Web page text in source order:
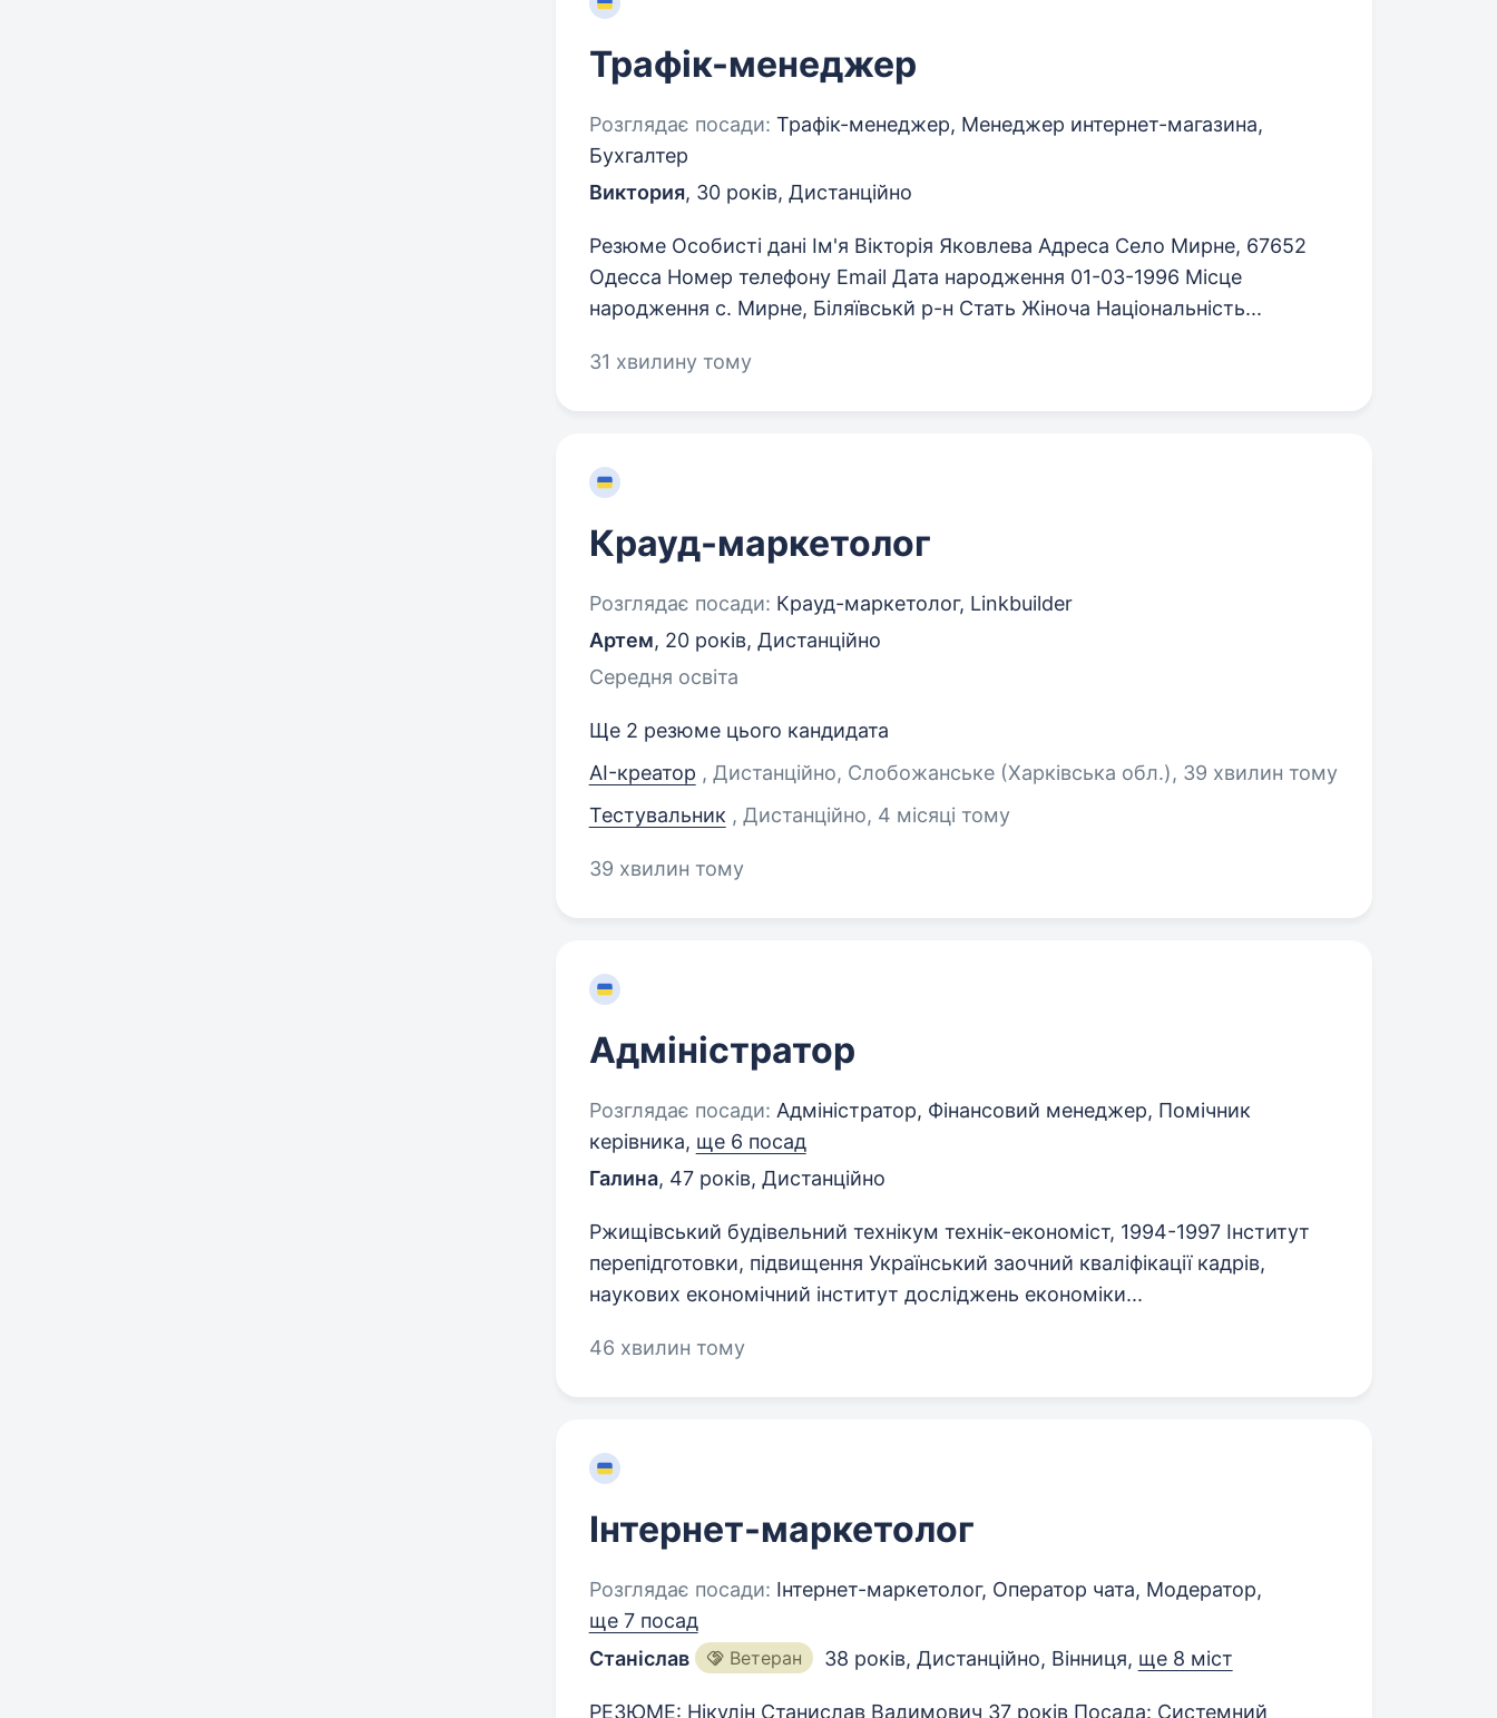
Трафік-менеджер
Розглядає посади: Трафік-менеджер, Менеджер интернет-магазина,
Бухгалтер
Виктория, 30 років, Дистанційно
Резюме Особисті дані Ім'я Вікторія Яковлева Адреса Село Мирне, 67652
Одесса Номер телефону Email Дата народження 01-03-1996 Місце
народження с. Мирне, Біляївськй р-н Стать Жіноча Національність...
31 хвилину тому
Крауд-маркетолог
Розглядає посади: Крауд-маркетолог, Linkbuilder
Артем, 20 років, Дистанційно
Середня освіта
Ще 2 резюме цього кандидата
AI-креатор , Дистанційно, Слобожанське (Харківська обл.), 39 хвилин тому
Тестувальник , Дистанційно, 4 місяці тому
39 хвилин тому
Адміністратор
Розглядає посади: Адміністратор, Фінансовий менеджер, Помічник
керівника, ще 6 посад
Галина, 47 років, Дистанційно
Ржищівський будівельний технікум технік-економіст, 1994-1997 Інститут
перепідготовки, підвищення Український заочний кваліфікації кадрів,
наукових економічний інститут досліджень економіки...
46 хвилин тому
Інтернет-маркетолог
Розглядає посади: Інтернет-маркетолог, Оператор чата, Модератор,
ще 7 посад
Станіслав
Ветеран 38 років, Дистанційно, Вінниця, ще 8 міст
РЕЗЮМЕ: Нікулін Станислав Вадимович 37 років Посада: Системний